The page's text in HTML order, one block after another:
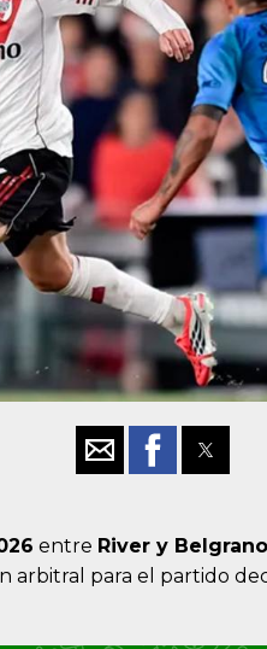
entre River y Belgrano
arbitral para el partido